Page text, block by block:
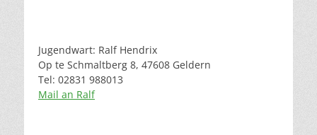
Jugendwart: Ralf Hendrix
Op te Schmaltberg 8, 47608 Geldern
Tel: 02831 988013
Mail an Ralf